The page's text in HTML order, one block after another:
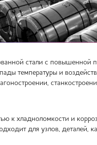
стали с повышенной
температуры и
к хладноломкости и
для узлов, деталей,